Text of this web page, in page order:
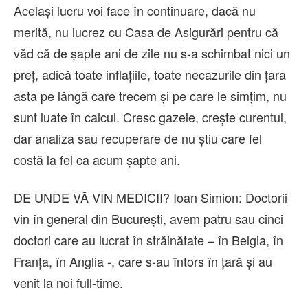
Același lucru voi face în continuare, dacă nu
merită, nu lucrez cu Casa de Asigurări pentru că
văd că de șapte ani de zile nu s-a schimbat nici un
preț, adică toate inflațiile, toate necazurile din țara
asta pe lângă care trecem și pe care le simțim, nu
sunt luate în calcul. Cresc gazele, crește curentul,
dar analiza sau recuperare de nu știu care fel
costă la fel ca acum șapte ani.
DE UNDE VĂ VIN MEDICII? Ioan Simion: Doctorii
vin în general din București, avem patru sau cinci
doctori care au lucrat în străinătate – în Belgia, în
Franța, în Anglia -, care s-au întors în țară și au
venit la noi full-time.